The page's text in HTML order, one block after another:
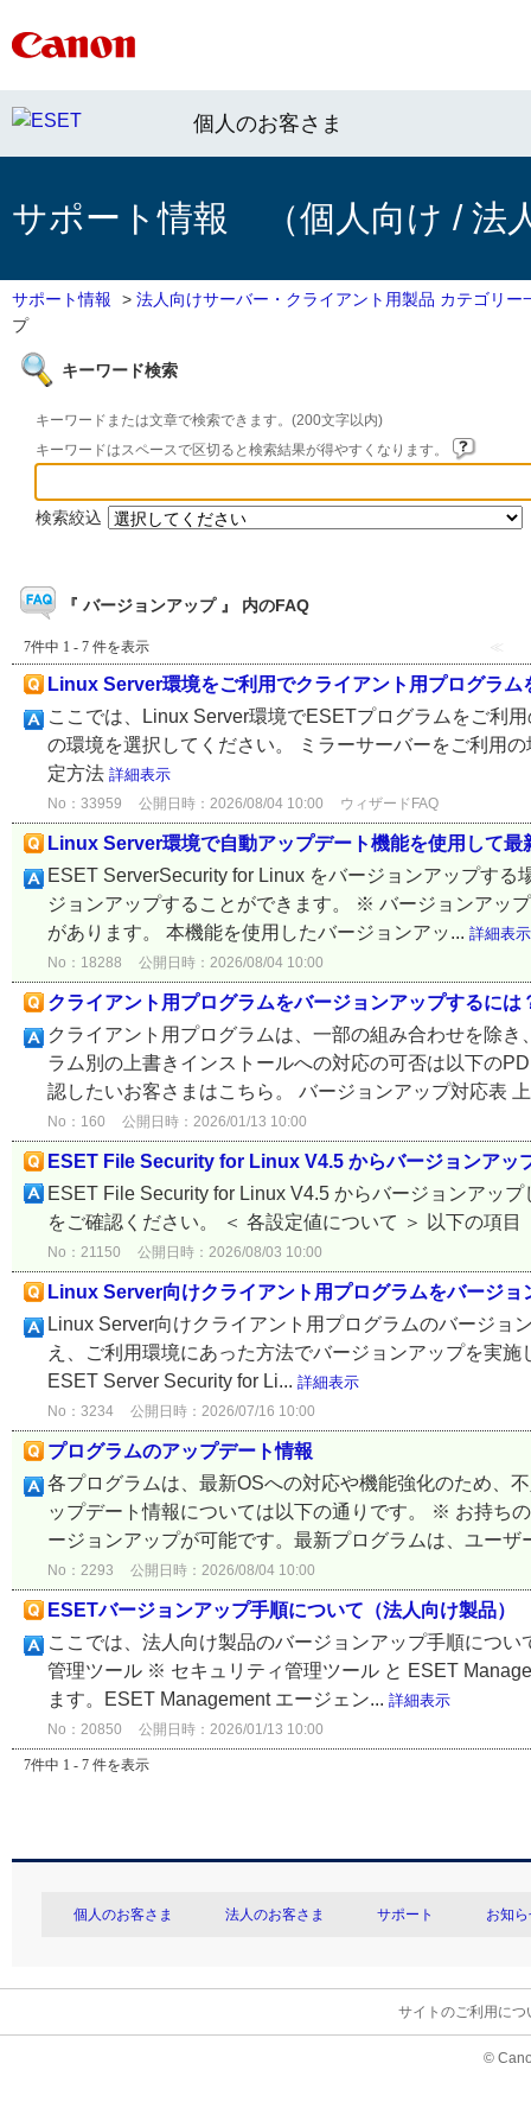
個人のお客さま
サポート情報 （個人向け / 法
サポート情報 > 法人向けサーバー・クライアント用製品 カテゴリー
プ
キーワード検索
キーワードまたは文章で検索できます。(200文字以内)
キーワードはスペースで区切ると検索結果が得やすくなります。
検索絞込
『 バージョンアップ 』 内のFAQ
7件中 1 - 7 件を表示 ≪
Linux Server環境をご利用でクライアント用プログラム
ここでは、Linux Server環境でESETプログラムをご利
の環境を選択してください。 ミラーサーバーをご利用
定方法 詳細表示
No：33959 公開日時：2026/08/04 10:00 ウィザードFAQ
Linux Server環境で自動アップデート機能を使用して
ESET ServerSecurity for Linux をバージョンアップす
ジョンアップすることができます。 ※ バージョンアッ
があります。 本機能を使用したバージョンアッ... 詳細表示
No：18288 公開日時：2026/08/04 10:00
クライアント用プログラムをバージョンアップするには
クライアント用プログラムは、一部の組み合わせを除
ラム別の上書きインストールへの対応の可否は以下の
認したいお客さまはこちら。 バージョンアップ対応表
No：160 公開日時：2026/01/13 10:00
ESET File Security for Linux V4.5 からバージョンアッ
ESET File Security for Linux V4.5 からバージョンアッ
をご確認ください。 ＜ 各設定値について ＞ 以下の項
No：21150 公開日時：2026/08/03 10:00
Linux Server向けクライアント用プログラムをバージョ
Linux Server向けクライアント用プログラムのバージョ
え、ご利用環境にあった方法でバージョンアップを実
ESET Server Security for Li... 詳細表示
No：3234 公開日時：2026/07/16 10:00
プログラムのアップデート情報
各プログラムは、最新OSへの対応や機能強化のため、
ップデート情報については以下の通りです。 ※ お持ち
ージョンアップが可能です。最新プログラムは、ユー
No：2293 公開日時：2026/08/04 10:00
ESETバージョンアップ手順について（法人向け製品）
ここでは、法人向け製品のバージョンアップ手順につ
管理ツール ※ セキュリティ管理ツール と ESET
ます。ESET Management エージェン... 詳細表示
No：20850 公開日時：2026/01/13 10:00
7件中 1 - 7 件を表示
個人のお客さま 法人のお客さま サポート お知
サイトのご利用につ
©